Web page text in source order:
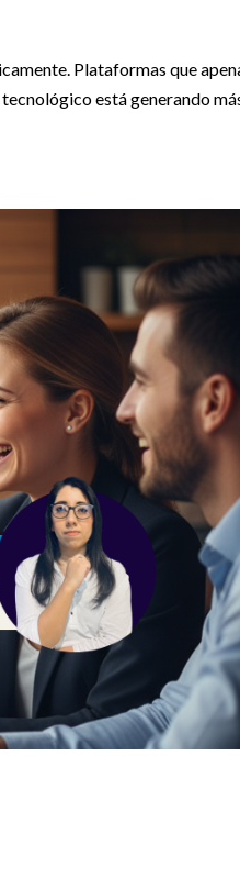
Plataformas que
está generando